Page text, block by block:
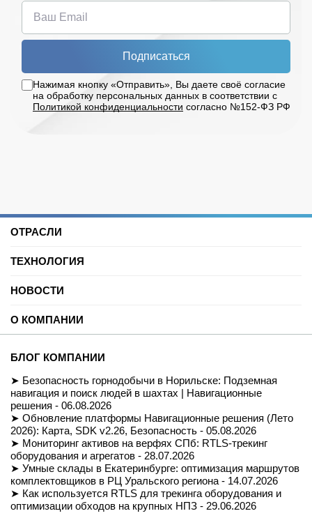
Подписаться
Нажимая кнопку «Отправить», Вы даете своё согласие
на обработку персональных данных в соответствии с
Политикой конфиденциальности согласно №152-ФЗ РФ
ОТРАСЛИ
Торговые центры
Автомобильные услуги
Спорт
Производство
Культура и развлечения
Здравоохранение
Недвижимость и офисы
Музеи
Транспорт
Ритейл
Навигация транспортных средств
Строительство
ТЕХНОЛОГИЯ
SDK для Indoor навигации
Позиционирование внутри помещений
Реализованные проекты
Для разработчиков
FAQ
Документация
Вход/Регистрация
НОВОСТИ
Вебинары и подкасты
О КОМПАНИИ
Миссия
Команда
Контакты
СОУТ
Политика обработки персональных данных
Условия доступа к сайту
Приказ Минцифры №511
Магазин
БЛОГ КОМПАНИИ
Безопасность горнодобычи в Норильске: Подземная
навигация и поиск людей в шахтах | Навигационные
решения - 06.08.2026
Обновление платформы Навигационные решения (Лето
2026): Карта, SDK v2.26, Безопасность - 05.08.2026
Мониторинг активов на верфях СПб: RTLS-трекинг
оборудования и агрегатов - 28.07.2026
Умные склады в Екатеринбурге: оптимизация маршрутов
комплектовщиков в РЦ Уральского региона - 14.07.2026
Как используется RTLS для трекинга оборудования и
оптимизации обходов на крупных НПЗ - 29.06.2026